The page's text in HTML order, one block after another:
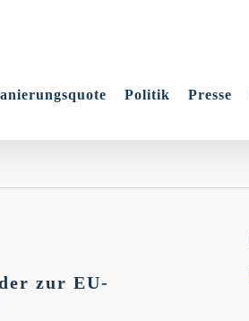
Politik Presse
zur EU-